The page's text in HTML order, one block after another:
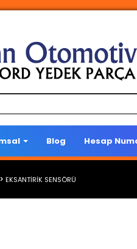
Blog Hesap
EKSANTİRİK SENSÖRÜ